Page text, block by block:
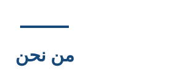
من نحن